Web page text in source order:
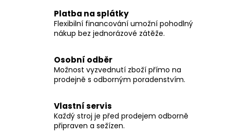
l
á
d
í
p
k
y
Platba na splátky
Flexibilní financování umožní pohodlný
nákup bez jednorázové zátěže.
Osobní odběr
Možnost vyzvednutí zboží přímo na
prodejně s odborným poradenstvím.
Vlastní servis
Každý stroj je před prodejem odborně
připraven a sežízen.